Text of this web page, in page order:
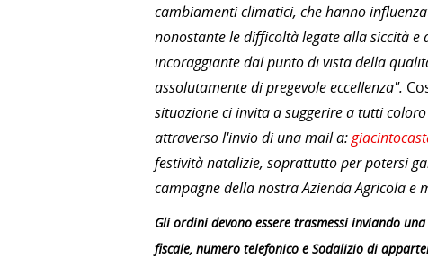
cambiamenti climatici, che hanno
nonostante le difficoltà legate alla siccità
incoraggiante dal punto di vista della
assolutamente di pregevole eccellenza".
situazione ci invita a suggerire a tutti
attraverso l'invio di una mail a:
festività natalizie, soprattutto per potersi
campagne della nostra Azienda Agricola e
Gli ordini devono essere trasmessi inviando
fiscale, numero telefonico e Sodalizio di